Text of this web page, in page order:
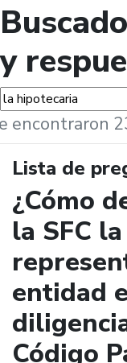
y
encontraron
Lista de
¿Cómo
la SFC
entidad
Código